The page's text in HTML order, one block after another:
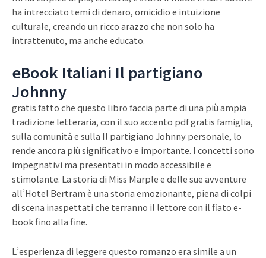
ha intrecciato temi di denaro, omicidio e intuizione
culturale, creando un ricco arazzo che non solo ha
intrattenuto, ma anche educato.
eBook Italiani Il partigiano
Johnny
gratis fatto che questo libro faccia parte di una più ampia
tradizione letteraria, con il suo accento pdf gratis famiglia,
sulla comunità e sulla Il partigiano Johnny personale, lo
rende ancora più significativo e importante. I concetti sono
impegnativi ma presentati in modo accessibile e
stimolante. La storia di Miss Marple e delle sue avventure
all’Hotel Bertram è una storia emozionante, piena di colpi
di scena inaspettati che terranno il lettore con il fiato e-
book fino alla fine.
L’esperienza di leggere questo romanzo era simile a un